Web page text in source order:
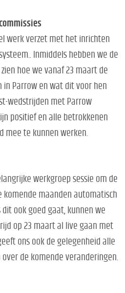
werk verzet met het inrichten
Inmiddels hebben we de
hoe we vanaf 23 maart de
Parrow en wat dit voor hen
wedstrijden met Parrow
positief en alle betrokkenen
mee te kunnen werken.
werkgroep sessie om de
maanden automatisch
dit ook goed gaat, kunnen we
op 23 maart al live gaan met
ons ook de gelegenheid alle
de komende veranderingen.